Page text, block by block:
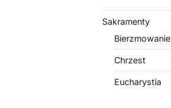
Sakramenty
Bierzmowanie
Chrzest
Eucharystia